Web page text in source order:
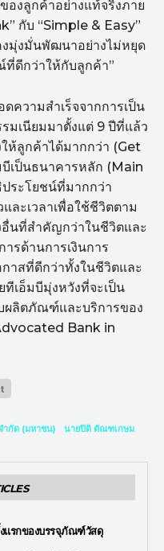
องลูกค้าอย่างแท้จริงภาย
กับ “Simple & Easy”
งมุ่งมั่นพัฒนาอย่างไม่หยุด
ที่ดีกว่าให้กับลูกค้า”
ความสำเร็จจากการเป็น
มเนียมมาตั้งแต่ 9 ปีที่แล้ว
ห้ลูกค้าได้มากกว่า (Get
เป็นธนาคารหลัก (Main
ระโยชน์ที่มากกว่า
ละเวลาเพื่อใช้ชีวิตตาม
นที่สำคัญกว่าในชีวิตและ
รด้านการเงินการ
าสที่ดีกว่าทั้งในชีวิตและ
เอ็มบีมุ่งหวังที่จะเป็น
ผลิตภัณฑ์และบริการของ
Bank in
ำกัด (มหาชน) นายปิติ ตัณฑเกษม
แรกของบรรจุภัณฑ์วัสดุ